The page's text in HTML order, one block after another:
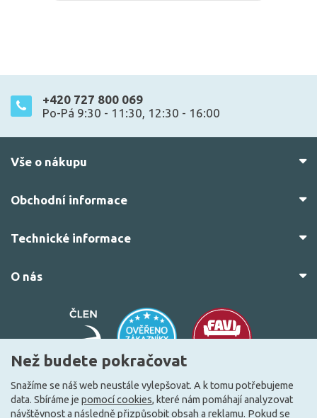
+420 727 800 069
Po-Pá 9:30 - 11:30, 12:30 - 16:00
Vše o nákupu
Obchodní informace
Technické informace
O nás
© 2010–2026 Všechna práva vyhrazena. žárovky.cz
Než budete pokračovat
Snažíme se náš web neustále vylepšovat. A k tomu potřebujeme
data. Sbíráme je pomocí cookies, které nám pomáhají analyzovat
návštěvnost a následně přizpůsobit obsah a reklamu. Pokud se